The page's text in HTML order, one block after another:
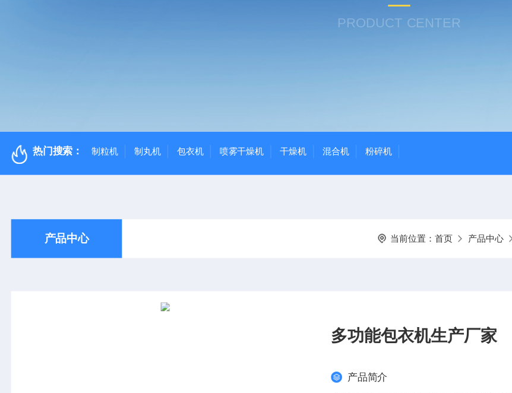
PRODUCT CENTER
热门搜索： 制粒机 制丸机 包衣机 喷雾干燥机 干燥机 混合机 粉碎机
产品中心 当前位置： 首页 产品中心
多功能包衣机生产厂家
产品简介